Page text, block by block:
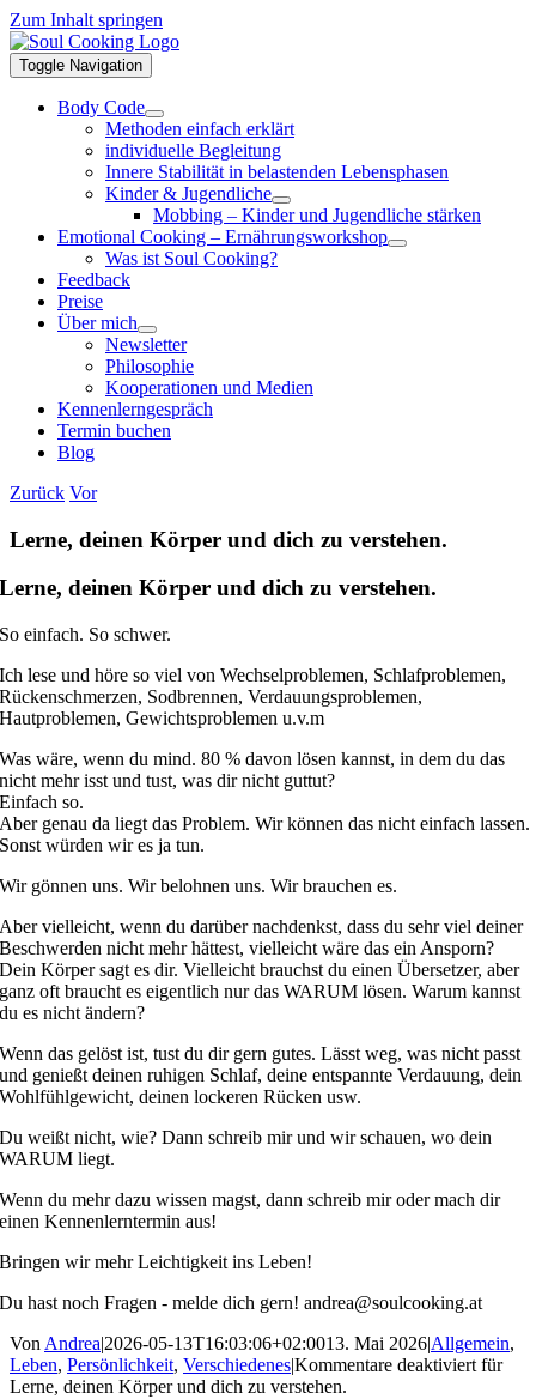
Zum Inhalt springen
Toggle Navigation
Body Code
Methoden einfach erklärt
individuelle Begleitung
Innere Stabilität in belastenden Lebensphasen
Kinder & Jugendliche
Mobbing – Kinder und Jugendliche stärken
Emotional Cooking – Ernährungsworkshop
Was ist Soul Cooking?
Feedback
Preise
Über mich
Newsletter
Philosophie
Kooperationen und Medien
Kennenlerngespräch
Termin buchen
Blog
Zurück Vor
Lerne, deinen Körper und dich zu verstehen.
Lerne, deinen Körper und dich zu verstehen.
So einfach. So schwer.
Ich lese und höre so viel von Wechselproblemen, Schlafproblemen,
Rückenschmerzen, Sodbrennen, Verdauungsproblemen,
Hautproblemen, Gewichtsproblemen u.v.m
Was wäre, wenn du mind. 80 % davon lösen kannst, in dem du das
nicht mehr isst und tust, was dir nicht guttut?
Einfach so.
Aber genau da liegt das Problem. Wir können das nicht einfach lassen.
Sonst würden wir es ja tun.
Wir gönnen uns. Wir belohnen uns. Wir brauchen es.
Aber vielleicht, wenn du darüber nachdenkst, dass du sehr viel deiner
Beschwerden nicht mehr hättest, vielleicht wäre das ein Ansporn?
Dein Körper sagt es dir. Vielleicht brauchst du einen Übersetzer, aber
ganz oft braucht es eigentlich nur das WARUM lösen. Warum kannst
du es nicht ändern?
Wenn das gelöst ist, tust du dir gern gutes. Lässt weg, was nicht passt
und genießt deinen ruhigen Schlaf, deine entspannte Verdauung, dein
Wohlfühlgewicht, deinen lockeren Rücken usw.
Du weißt nicht, wie? Dann schreib mir und wir schauen, wo dein
WARUM liegt.
Wenn du mehr dazu wissen magst, dann schreib mir oder mach dir
einen Kennenlerntermin aus!
Bringen wir mehr Leichtigkeit ins Leben!
Du hast noch Fragen - melde dich gern! andrea@soulcooking.at
Von Andrea|2026-05-13T16:03:06+02:0013. Mai 2026|Allgemein,
Leben, Persönlichkeit, Verschiedenes|Kommentare deaktiviert für
Lerne, deinen Körper und dich zu verstehen.